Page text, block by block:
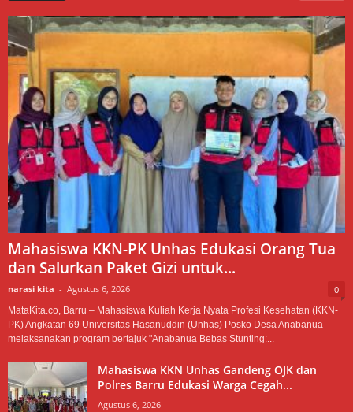
Mahasiswa KKN-PK Unhas Edukasi Orang Tua
dan Salurkan Paket Gizi untuk...
narasi kita - Agustus 6, 2026 0
MataKita.co, Barru – Mahasiswa Kuliah Kerja Nyata Profesi Kesehatan (KKN-
PK) Angkatan 69 Universitas Hasanuddin (Unhas) Posko Desa Anabanua
melaksanakan program bertajuk "Anabanua Bebas Stunting:...
Mahasiswa KKN Unhas Gandeng OJK dan
Polres Barru Edukasi Warga Cegah...
Agustus 6, 2026